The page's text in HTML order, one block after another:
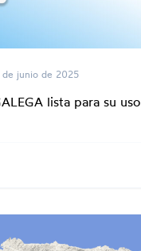
de junio de 2025
lista para su uso